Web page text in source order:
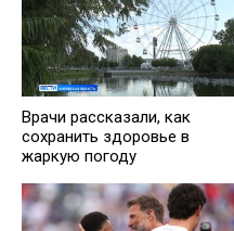
Врачи рассказали, как
сохранить здоровье в
жаркую погоду